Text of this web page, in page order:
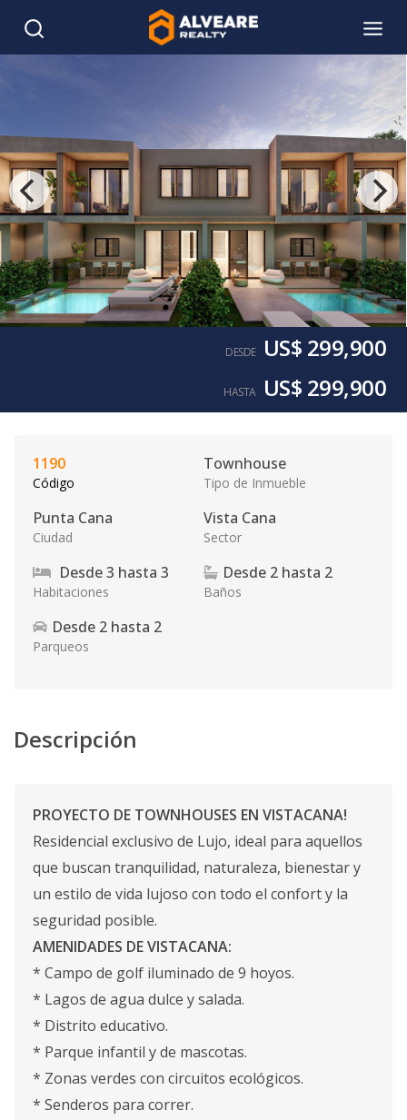
DESDE US$ 299,900
HASTA US$ 299,900
1190
Código
Townhouse
Tipo de Inmueble
Punta Cana
Ciudad
Vista Cana
Sector
Desde3 hasta 3
Habitaciones
Desde 2 hasta 2
Baños
Desde 2 hasta 2
Parqueos
Descripción
PROYECTO DE TOWNHOUSES EN VISTACANA!
Residencial exclusivo de Lujo, ideal para aquellos
que buscan tranquilidad, naturaleza, bienestar y
un estilo de vida lujoso con todo el confort y la
seguridad posible.
AMENIDADES DE VISTACANA:
* Campo de golf iluminado de 9 hoyos.
* Lagos de agua dulce y salada.
* Distrito educativo.
* Parque infantil y de mascotas.
* Zonas verdes con circuitos ecológicos.
* Senderos para correr.